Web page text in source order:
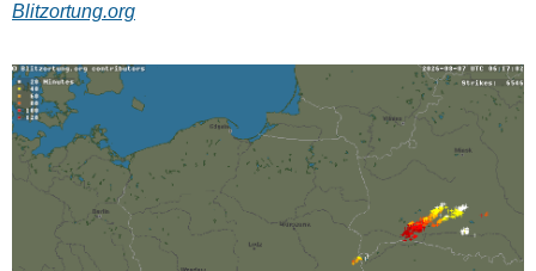
Blitzortung.org